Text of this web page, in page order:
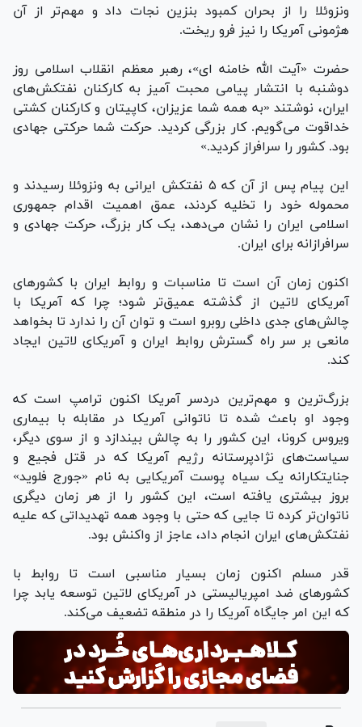
ونزوئلا را از بحران کمبود بنزین نجات داد و مهم‌تر از آن
هژمونی آمریکا را نیز فرو ریخت.
حضرت «آیت الله خامنه ای»، رهبر معظم انقلاب اسلامی روز
دوشنبه با انتشار پیامی محبت آمیز به کارکنان نفتکش‌های
ایران، نوشتند «به همه شما عزیزان، کاپیتان و کارکنان کشتی
خداقوت می‌گویم. کار بزرگی کردید. حرکت شما حرکتی جهادی
بود. کشور را سرافراز کردید.»
این پیام پس از آن که ۵ نفتکش ایرانی به ونزوئلا رسیدند و
محموله خود را تخلیه کردند، عمق اهمیت اقدام جمهوری
اسلامی ایران را نشان می‌دهد، یک کار بزرگ، حرکت جهادی و
سرافرازانه برای ایران.
اکنون زمان آن است تا مناسبات و روابط ایران با کشور‌های
آمریکای لاتین از گذشته عمیق‌تر شود؛ چرا که آمریکا با
چالش‌های جدی داخلی روبرو است و توان آن را ندارد تا بخواهد
مانعی بر سر راه گسترش روابط ایران و آمریکای لاتین ایجاد
کند.
بزرگ‌ترین و مهم‌ترین دردسر آمریکا اکنون ترامپ است که
وجود او باعث شده تا ناتوانی آمریکا در مقابله با بیماری
ویروس کرونا، این کشور را به چالش بیندازد و از سوی دیگر،
سیاست‌های نژادپرستانه رژیم آمریکا که در قتل فجیع و
جنایتکارانه یک سیاه پوست آمریکایی به نام «جورج فلوید»
بروز بیشتری یافته است، این کشور را از هر زمان دیگری
ناتوان‌تر کرده تا جایی که حتی با وجود همه تهدیداتی که علیه
نفتکش‌های ایران انجام داد، عاجز از واکنش بود.
قدر مسلم اکنون زمان بسیار مناسبی است تا روابط با
کشور‌های ضد امپریالیستی در آمریکای لاتین توسعه یابد چرا
که این امر جایگاه آمریکا را در منطقه تضعیف می‌کند.